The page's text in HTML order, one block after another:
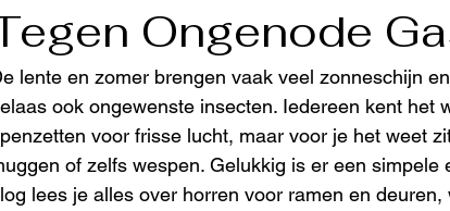
Ongenode
lente en zomer brengen vaak veel zonneschijn
ook ongewenste insecten. Iedereen kent het
voor frisse lucht, maar voor je het weet
of zelfs wespen. Gelukkig is er een simpele
lees je alles over horren voor ramen en